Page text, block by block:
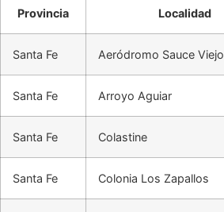
Provincia Localidad
Santa Fe Aeródromo Sauce Viejo
Santa Fe Arroyo Aguiar
Santa Fe Colastine
Santa Fe Colonia Los Zapallos